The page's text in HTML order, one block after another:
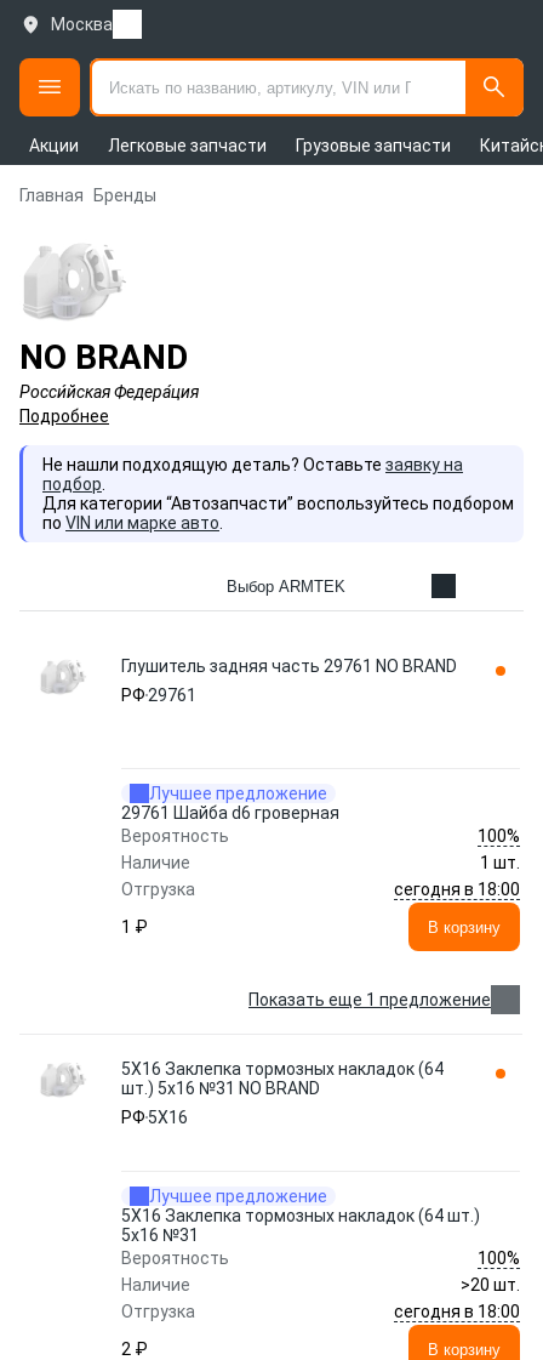
Москва
Акции Легковые запчасти Грузовые запчасти
Главная Бренды
NO BRAND
Росси́йская Федера́ция
Подробнее
Не нашли подходящую деталь? Оставьте заявку на
подбор
Для категории “Автозапчасти” воспользуйтесь подбором
по VIN или марке авто
Выбор ARMTEK
Глушитель задняя часть 29761 NO BRAND
РФ 29761
Лучшее предложение
29761 Шайба d6 гроверная
Вероятность
100%
Наличие
1 шт.
Отгрузка
сегодня в 18:00
1 ₽
В корзину
Показать еще 1 предложение
5Х16 Заклепка тормозных накладок (64
шт.) 5х16 №31 NO BRAND
РФ 5Х16
Лучшее предложение
5Х16 Заклепка тормозных накладок (64 шт.)
5х16 №31
Вероятность
100%
Наличие
>20 шт.
Отгрузка
сегодня в 18:00
2 ₽
В корзину